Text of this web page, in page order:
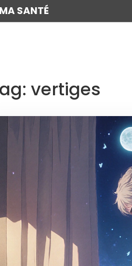
SANTÉ
vertiges